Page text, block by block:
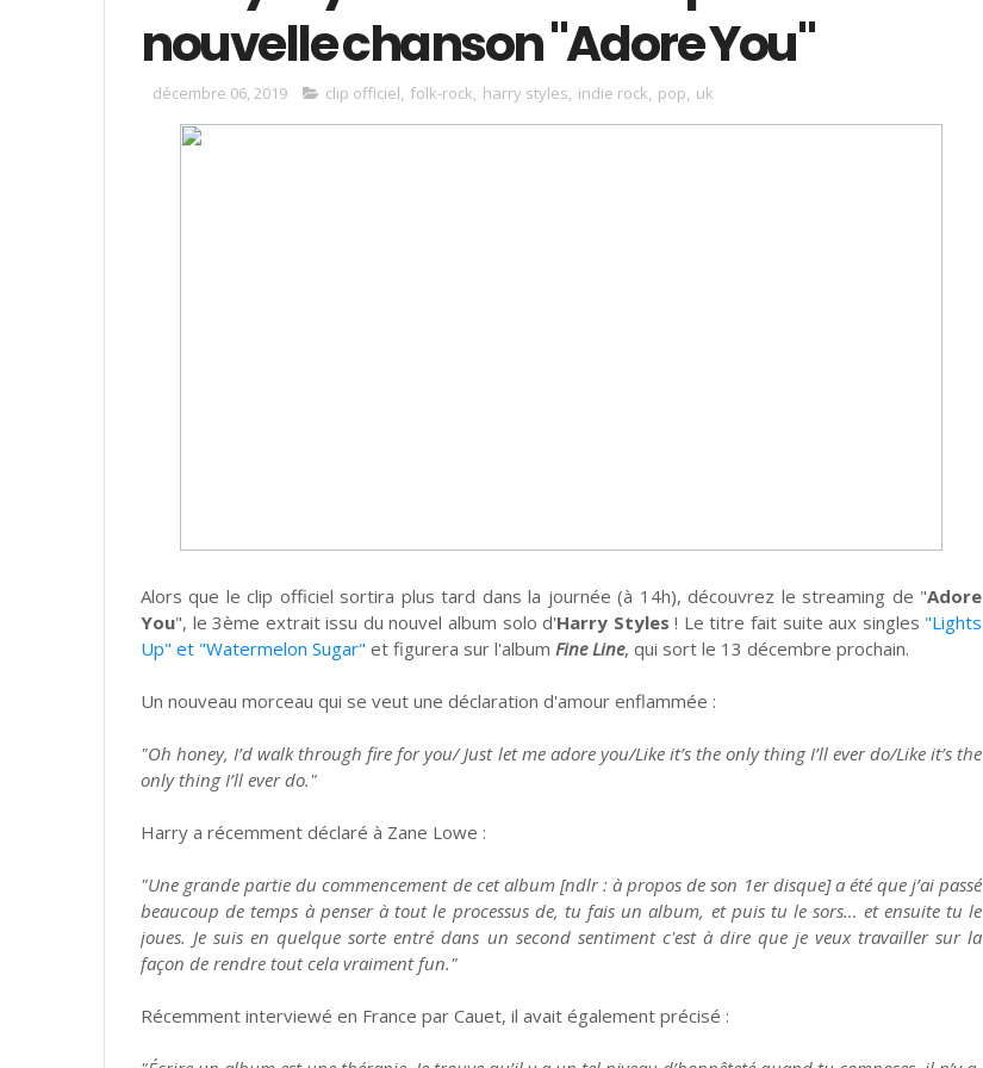
nouvelle chanson "Adore You"
décembre 06, 2019 clip officiel, folk-rock, harry styles, indie rock, pop, uk
Alors que le clip officiel sortira plus tard dans la journée (à 14h), découvrez le streaming de "Adore
You", le 3ème extrait issu du nouvel album solo d'Harry Styles ! Le titre fait suite aux singles "Lights
Up" et "Watermelon Sugar" et figurera sur l'album Fine Line, qui sort le 13 décembre prochain.
Un nouveau morceau qui se veut une déclaration d'amour enflammée :
"Oh honey, I’d walk through fire for you/ Just let me adore you/Like it’s the only thing I’ll ever do/Like it’s the
only thing I’ll ever do."
Harry a récemment déclaré à Zane Lowe :
"Une grande partie du commencement de cet album [ndlr : à propos de son 1er disque] a été que j’ai passé
beaucoup de temps à penser à tout le processus de, tu fais un album, et puis tu le sors… et ensuite tu le
joues. Je suis en quelque sorte entré dans un second sentiment c'est à dire que je veux travailler sur la
façon de rendre tout cela vraiment fun."
Récemment interviewé en France par Cauet, il avait également précisé :